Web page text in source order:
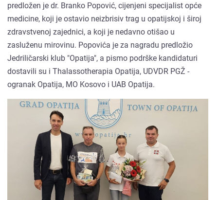
predložen je dr. Branko Popović, cijenjeni specijalist opće
medicine, koji je ostavio neizbrisiv trag u opatijskoj i široj
zdravstvenoj zajednici, a koji je nedavno otišao u
zasluženu mirovinu. Popovića je za nagradu predložio
Jedriličarski klub "Opatija", a pismo podrške kandidaturi
dostavili su i Thalassotherapia Opatija, UDVDR PGŽ -
ogranak Opatija, MO Kosovo i UAB Opatija.